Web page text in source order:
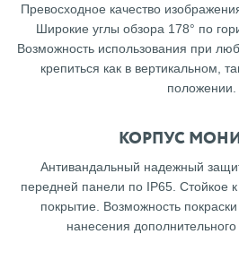
Превосходное качество
Широкие углы обзора 178° по
Возможность использования при
крепиться как в вертикальном,
положении.
КОРПУС
Антивандальный надежный
передней панели по IP65. Стойкое
покрытие. Возможность
нанесения